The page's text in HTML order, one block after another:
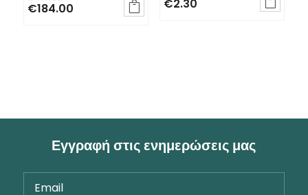
€184.00  €2.30
Εγγραφή στις ενημερώσεις μας